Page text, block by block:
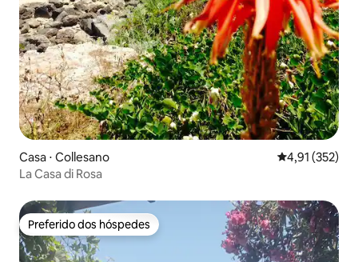
Casa ⋅ Collesano 4,91 de uma
4,91 (352)
La Casa di Rosa
Preferido dos hóspedes
Preferido dos hóspedes